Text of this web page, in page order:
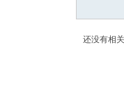
还没有相